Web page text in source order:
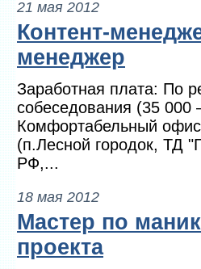
21 мая 2012
Контент-
менеджер
Заработная плата: По
собеседования (35
Комфортабельный
(п.Лесной городок, ТД
РФ,...
18 мая 2012
Мастер по
проекта